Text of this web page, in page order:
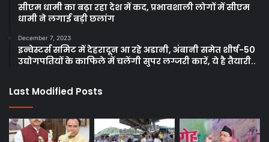
सीएम धामी का बढ़ा रहा देश में कद, प्रभावशाली लोगों में सीएम
धामी ने लगाई बड़ी छलांग
December 7, 2023
इन्वेस्टर्स समिट में देहरादून आ रहे अडानी, अंबानी समेत शीर्ष-50
उद्योगपतियों के काफिले में चलेंगी सुपर लग्जरी कारें, ये है तैयारी..
Last Modified Posts